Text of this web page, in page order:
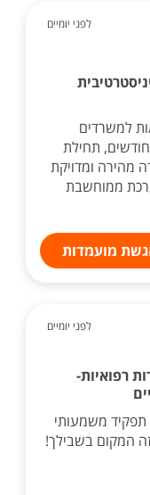
לפני יומיים
למשרדים
ארצית! משרה זמנית של כ-3 חודשים, תחילת
מהירה ומדויקת
ממוחשבת
מועמדות
לפני יומיים
רפואיות-
משמעותי
המקום בשבילך!